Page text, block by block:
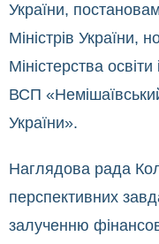
України,
Міністрів України,
Міністерства
ВСП
України».
Наглядова рада
перспективних
залученню